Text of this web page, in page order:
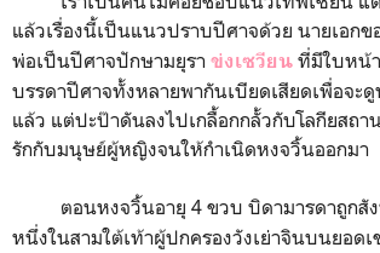
แล้วเรื่องนี้เป็นแนวปราบปีศาจด้วย นายเอกข
พ่อเป็นปีศาจปักษามยุรา ข่งเซวียน ที่มีใบหน้
บรรดาปีศาจทั้งหลายพากันเบียดเสียดเพื่อจะ
แล้ว แต่ปะป๊าดันลงไปเกลื้อกกลั้วกับโลกียสถา
รักกับมนุษย์ผู้หญิงจนให้กำเนิดหงจวิ้นออกมา
ตอนหงจวิ้นอายุ 4 ขวบ บิดามารดาถูกสัง
หนึ่งในสามใต้เท้าผู้ปกครองวังเย่าจินบนยอดเ